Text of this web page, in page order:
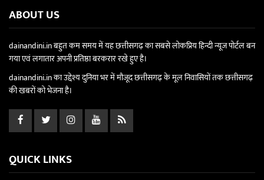
ABOUT US
dainandini.in बहुत कम समय में यह छत्तीसगढ़ का सबसे लोकप्रिय हिन्दी न्यूज पोर्टल बन
गया एवं लगातार अपनी प्रतिष्ठा बरकरार रखे हुए है।
dainandini.in का उद्देश्य दुनिया भर में मौजूद छत्तीसगढ़ के मूल निवासियों तक छत्तीसगढ़
की खबरों को भेजना है।
QUICK LINKS